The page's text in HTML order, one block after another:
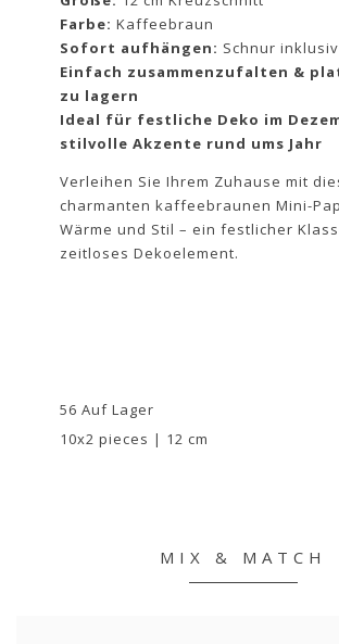
Farbe: Kaffeebraun
Sofort aufhängen: Schnur
Einfach zusammenzufalten &
zu lagern
Ideal für festliche Deko im
stilvolle Akzente rund ums Jahr
Verleihen Sie Ihrem Zuhause mit
charmanten kaffeebraunen Mini-
Wärme und Stil – ein festlicher
zeitloses Dekoelement.
56 Auf Lager
10x2 pieces | 12 cm
MIX & MATCH